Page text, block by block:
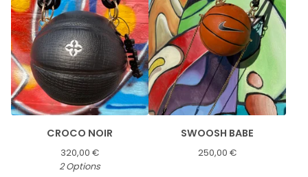
CROCO NOIR
320,00 €
2 Options
SWOOSH BABE
250,00 €